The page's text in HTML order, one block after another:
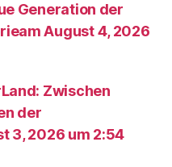
Generation der
August 4, 2026
Zwischen
der
3, 2026 um 2:54